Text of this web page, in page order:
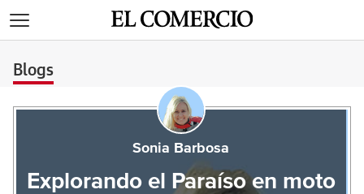
Blogs
Sonia Barbosa
Explorando el Paraíso en moto